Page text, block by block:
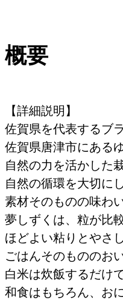
概要
【詳細説明】
佐賀県を代表するブ
佐賀県唐津市にある
自然の力を活かした
自然の循環を大切に
素材そのものの味わ
夢しずくは、粒が比
ほどよい粘りとやさ
ごはんそのもののお
白米は炊飯するだけ
和食はもちろん、お